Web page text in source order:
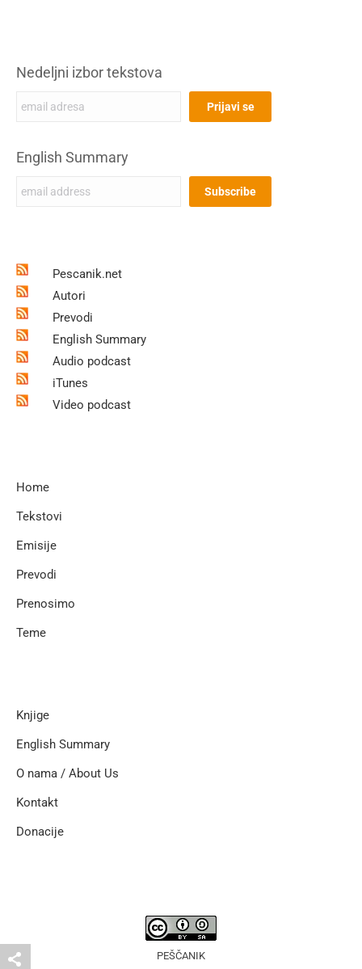
Nedeljni izbor tekstova
English Summary
Pescanik.net
Autori
Prevodi
English Summary
Audio podcast
iTunes
Video podcast
Home
Tekstovi
Emisije
Prevodi
Prenosimo
Teme
Knjige
English Summary
O nama / About Us
Kontakt
Donacije
PEŠČANIK